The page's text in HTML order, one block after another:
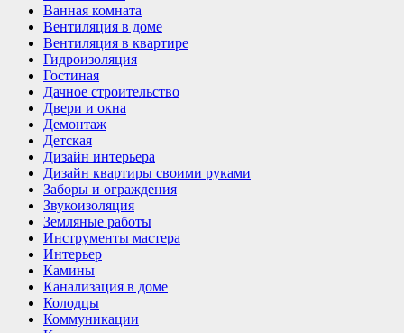
Ванная комната
Вентиляция в доме
Вентиляция в квартире
Гидроизоляция
Гостиная
Дачное строительство
Двери и окна
Демонтаж
Детская
Дизайн интерьера
Дизайн квартиры своими руками
Заборы и ограждения
Звукоизоляция
Земляные работы
Инструменты мастера
Интерьер
Камины
Канализация в доме
Колодцы
Коммуникации